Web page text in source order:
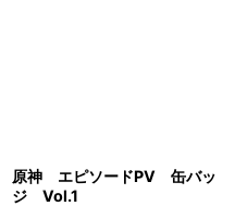
原神 エピソードPV 缶バッ
ジ Vol.1